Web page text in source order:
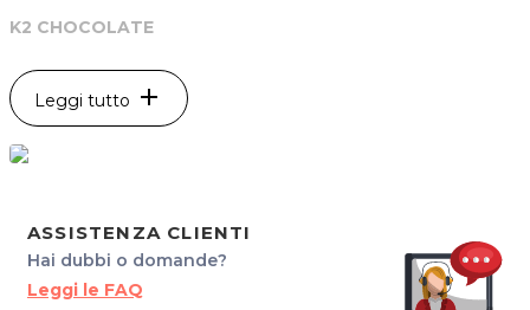
K2 CHOCOLATE
30024 Musile di Piave
Tel. 3515433887
P.IVA 04437810262
Leggi tutto add
ASSISTENZA CLIENTI
Hai dubbi o domande?
Leggi le FAQ